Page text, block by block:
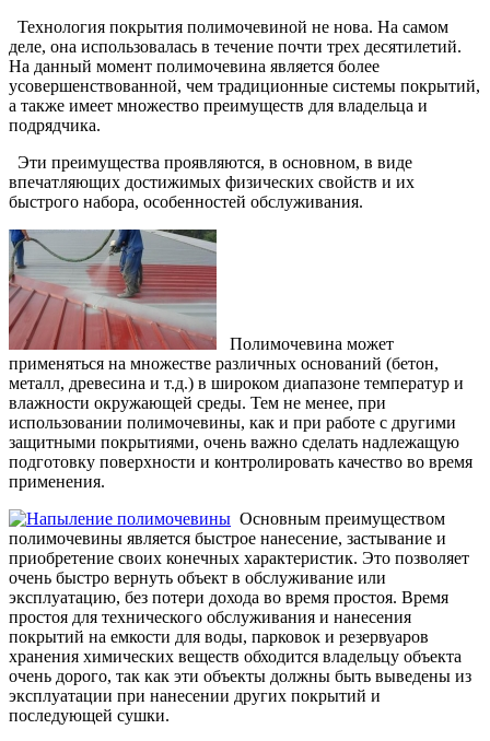
Технология покрытия полимочевиной не нова. На самом
деле, она использовалась в течение почти трех десятилетий.
На данный момент полимочевина является более
усовершенствованной, чем традиционные системы покрытий,
а также имеет множество преимуществ для владельца и
подрядчика.
Эти преимущества проявляются, в основном, в виде
впечатляющих достижимых физических свойств и их
быстрого набора, особенностей обслуживания.
Полимочевина может
применяться на множестве различных оснований (бетон,
металл, древесина и т.д.) в широком диапазоне температур и
влажности окружающей среды. Тем не менее, при
использовании полимочевины, как и при работе с другими
защитными покрытиями, очень важно сделать надлежащую
подготовку поверхности и контролировать качество во время
применения.
Основным преимуществом
полимочевины является быстрое нанесение, застывание и
приобретение своих конечных характеристик. Это позволяет
очень быстро вернуть объект в обслуживание или
эксплуатацию, без потери дохода во время простоя. Время
простоя для технического обслуживания и нанесения
покрытий на емкости для воды, парковок и резервуаров
хранения химических веществ обходится владельцу объекта
очень дорого, так как эти объекты должны быть выведены из
эксплуатации при нанесении других покрытий и
последующей сушки.